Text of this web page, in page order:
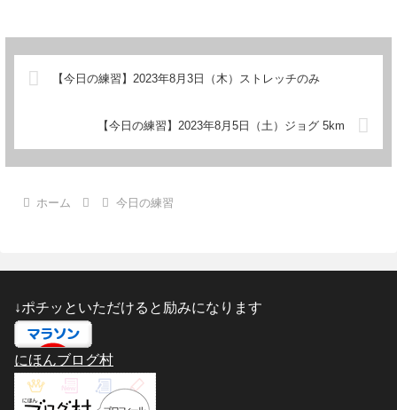
【今日の練習】2023年8月3日（木）ストレッチのみ
【今日の練習】2023年8月5日（土）ジョグ 5km
ホーム 今日の練習
↓ポチッといただけると励みになります
にほんブログ村